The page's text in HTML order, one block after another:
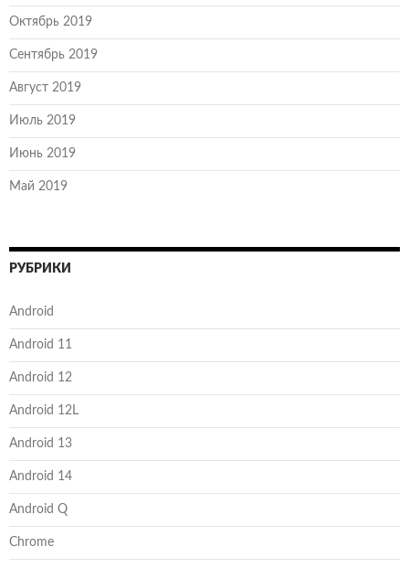
Октябрь 2019
Сентябрь 2019
Август 2019
Июль 2019
Июнь 2019
Май 2019
РУБРИКИ
Android
Android 11
Android 12
Android 12L
Android 13
Android 14
Android Q
Chrome